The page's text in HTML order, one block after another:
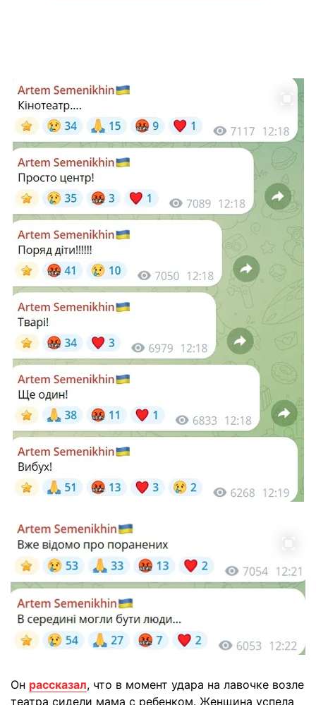
Он рассказал, что в момент удара на лавочке возле
театра сидели мама с ребенком. Женщина успела